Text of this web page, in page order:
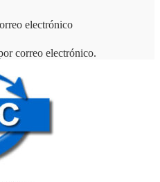
electrónico
correo electrónico.